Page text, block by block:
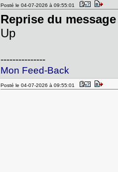
Posté le 04-07-2026 à 09:55:01
Reprise du
Up
---------------
Mon Feed-Back
Posté le 04-07-2026 à 09:55:01